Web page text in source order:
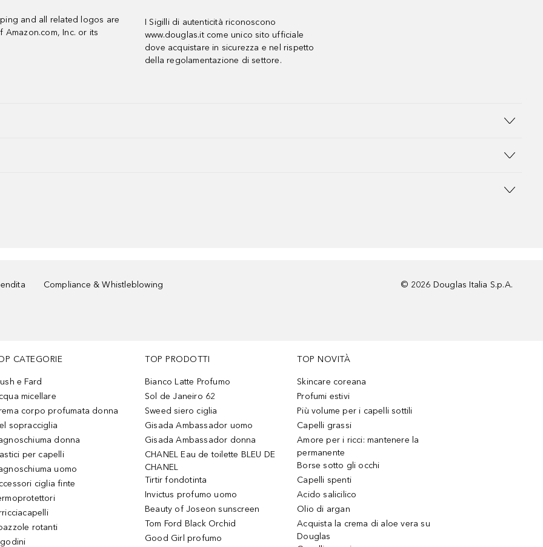
and all related logos are
Amazon.com, Inc. or its
I Sigilli di autenticità riconoscono
www.douglas.it come unico sito ufficiale
dove acquistare in sicurezza e nel rispetto
della regolamentazione di settore.
Compliance & Whistleblowing © 2026 Douglas Italia S.p.A.
CATEGORIE
e Fard
micellare
corpo profumata donna
sopracciglia
donna
per capelli
uomo
ciglia finte
rotanti
TOP PRODOTTI
Bianco Latte Profumo
Sol de Janeiro 62
Sweed siero ciglia
Gisada Ambassador uomo
Gisada Ambassador donna
CHANEL Eau de toilette BLEU DE
CHANEL
Tirtir fondotinta
Invictus profumo uomo
Beauty of Joseon sunscreen
Tom Ford Black Orchid
Good Girl profumo
TOP NOVITÀ
Skincare coreana
Profumi estivi
Più volume per i capelli sottili
Capelli grassi
Amore per i ricci: mantenere la
permanente
Borse sotto gli occhi
Capelli spenti
Acido salicilico
Olio di argan
Acquista la crema di aloe vera su
Douglas